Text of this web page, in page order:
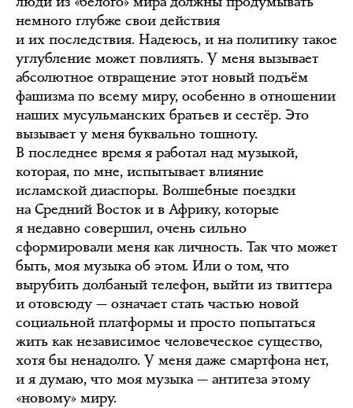
немного глубже свои действия
и их последствия. Надеюсь, и на политику такое
углубление может повлиять. У меня вызывает
абсолютное отвращение этот новый подъём
фашизма по всему миру, особенно в отношении
наших мусульманских братьев и сестёр. Это
вызывает у меня буквально тошноту.
В последнее время я работал над музыкой,
которая, по мне, испытывает влияние
исламской диаспоры. Волшебные поездки
на Средний Восток и в Африку, которые
я недавно совершил, очень сильно
сформировали меня как личность. Так что может
быть, моя музыка об этом. Или о том, что
вырубить долбаный телефон, выйти из твиттера
и отовсюду — означает стать частью новой
социальной платформы и просто попытаться
жить как независимое человеческое существо,
хотя бы ненадолго. У меня даже смартфона нет,
и я думаю, что моя музыка — антитеза этому
«новому» миру.